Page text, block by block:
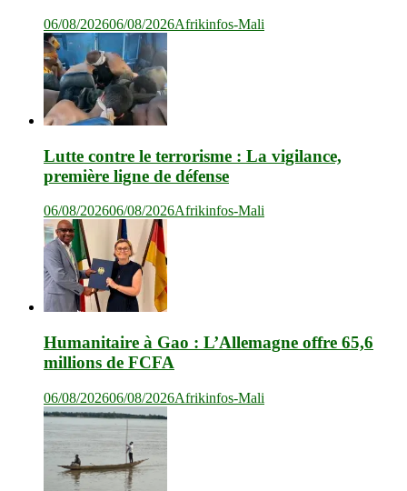
06/08/202606/08/2026Afrikinfos-Mali
Lutte contre le terrorisme : La vigilance,
première ligne de défense
06/08/202606/08/2026Afrikinfos-Mali
Humanitaire à Gao : L’Allemagne offre 65,6
millions de FCFA
06/08/202606/08/2026Afrikinfos-Mali